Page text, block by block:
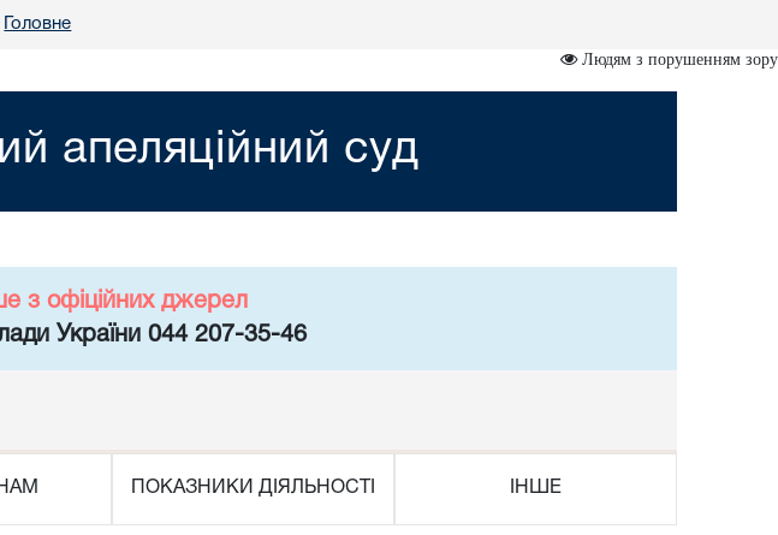
Головне
Людям з порушенням зору
апеляційний суд
з офіційних джерел
України 044 207-35-46
ПОКАЗНИКИ ДІЯЛЬНОСТІ ІНШЕ